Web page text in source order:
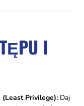
I
Privilege): Daj